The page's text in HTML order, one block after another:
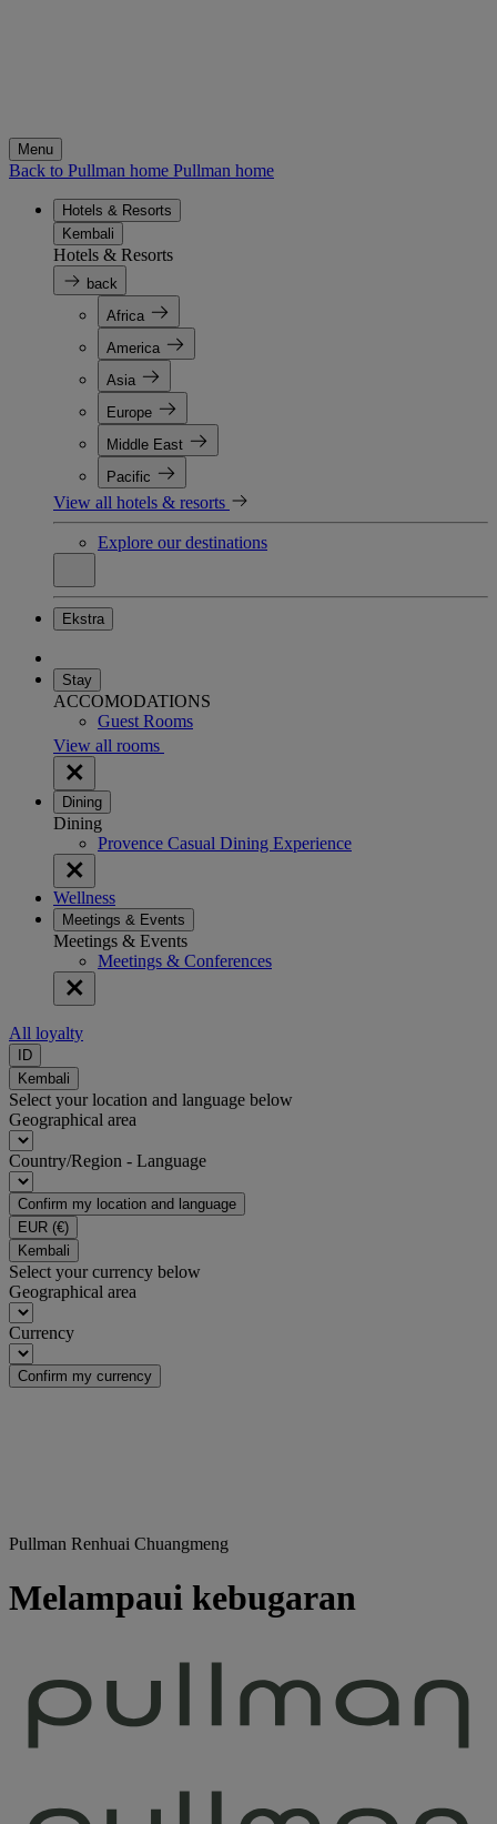
Menu
Back to Pullman home Pullman home
Hotels & Resorts
Kembali
Hotels & Resorts
back
Africa
America
Asia
Europe
Middle East
Pacific
View all hotels & resorts
Explore our destinations
Ekstra
Stay
ACCOMODATIONS
Guest Rooms
View all rooms
Dining
Dining
Provence Casual Dining Experience
Wellness
Meetings & Events
Meetings & Events
Meetings & Conferences
All loyalty
ID
Kembali
Select your location and language below
Geographical area
Country/Region - Language
Confirm my location and language
EUR (€)
Kembali
Select your currency below
Geographical area
Currency
Confirm my currency
Pullman Renhuai Chuangmeng
Melampaui kebugaran